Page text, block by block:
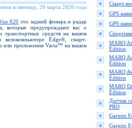
в пятницу, 20 марта 2026 года
820 это задний фонарь и радар
которые предупреждают вас о
транспортных средств на вашем
велокомпьютере Edge®, смарт-
или приложении Varia™ на вашем
Смарт-
GPS
GPS
MARQ
Edition
MARQ
Edition
MARQ
Edition
MARQ
Edition
Датчик
PRO
Garmin
Garmin